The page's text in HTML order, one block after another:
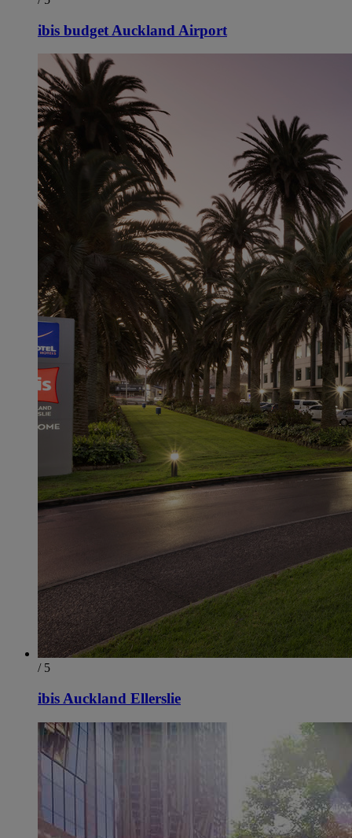
ibis budget Auckland Airport
/ 5
ibis Auckland Ellerslie